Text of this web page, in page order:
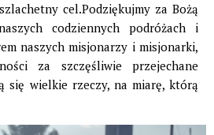
cel.Podziękujmy za Bożą
codziennych podróżach i
naszych misjonarzy i misjonarki,
za szczęśliwie przejechane
się wielkie rzeczy, na miarę, którą